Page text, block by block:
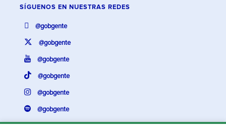
SÍGUENOS EN NUESTRAS REDES
@gobgente
@gobgente
@gobgente
@gobgente
@gobgente
@gobgente